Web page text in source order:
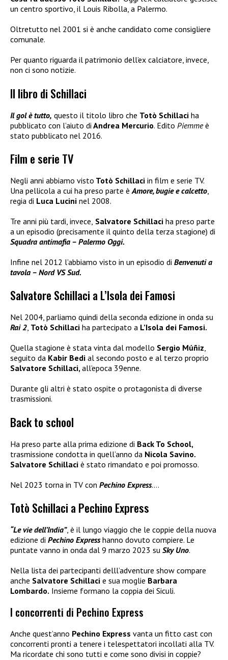
un centro sportivo, il Louis Ribolla, a Palermo.
Oltretutto nel 2001 si è anche candidato come consigliere
comunale.
Per quanto riguarda il patrimonio dell’ex calciatore, invece,
non ci sono notizie.
Il libro di Schillaci
Il gol è tutto, questo il titolo libro che Totò Schillaci ha
pubblicato con l’aiuto di Andrea Mercurio. Edito Piemmeè
stato pubblicato nel 2016.
Film e serie TV
Negli anni abbiamo visto Totò Schillaci in film e serie TV.
Una pellicola a cui ha preso parte è Amore, bugie e calcetto
regia di Luca Lucini nel 2008.
Tre anni più tardi, invece, Salvatore Schillaci ha preso parte
a un episodio (precisamente il quinto della terza stagione) di
Squadra antimafia – Palermo Oggi.
Infine nel 2012 l’abbiamo visto in un episodio di Benvenuti a
tavola – Nord VS Sud.
Salvatore Schillaci a L’Isola dei Famosi
Nel 2004, parliamo quindi della seconda edizione in onda su
Rai 2, Totò Schillaci ha partecipato a L’Isola dei Famosi.
Quella stagione è stata vinta dal modello Sergio Múñiz,
seguito da Kabir Bedi al secondo posto e al terzo proprio
Salvatore Schillaci,all’epoca 39enne.
Durante gli altri è stato ospite o protagonista di diverse
trasmissioni.
Back to school
Ha preso parte alla prima edizione di Back To School,
trasmissione condotta in quell’anno da Nicola Savino.
Salvatore Schillaci è stato rimandato e poi promosso.
Nel 2023 torna in TV con Pechino Express….
Totò Schillaci a Pechino Express
“Le vie dell’India”, è il lungo viaggio che le coppie della nuova
edizione di Pechino Expresshanno dovuto compiere. Le
puntate vanno in onda dal 9 marzo 2023 su Sky Uno.
Nella lista dei partecipanti delll’adventure show compare
anche Salvatore Schillaci e sua moglie Barbara
Lombardo. Insieme formano la coppia dei Siculi.
I concorrenti di Pechino Express
Anche quest’anno Pechino Express vanta un fitto cast con
concorrenti pronti a tenere i telespettatori incollati alla TV.
Ma ricordate chi sono tutti e come sono divisi in coppie?